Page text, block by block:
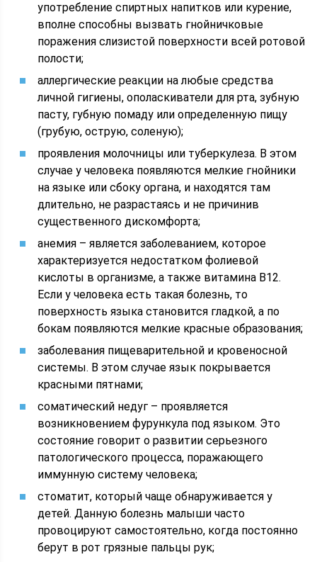
употребление спиртных напитков или курение,
вполне способны вызвать гнойничковые
поражения слизистой поверхности всей ротовой
полости;
аллергические реакции на любые средства
личной гигиены, ополаскиватели для рта, зубную
пасту, губную помаду или определенную пищу
(грубую, острую, соленую);
проявления молочницы или туберкулеза. В этом
случае у человека появляются мелкие гнойники
на языке или сбоку органа, и находятся там
длительно, не разрастаясь и не причинив
существенного дискомфорта;
анемия – является заболеванием, которое
характеризуется недостатком фолиевой
кислоты в организме, а также витамина В12.
Если у человека есть такая болезнь, то
поверхность языка становится гладкой, а по
бокам появляются мелкие красные образования;
заболевания пищеварительной и кровеносной
системы. В этом случае язык покрывается
красными пятнами;
соматический недуг – проявляется
возникновением фурункула под языком. Это
состояние говорит о развитии серьезного
патологического процесса, поражающего
иммунную систему человека;
стоматит, который чаще обнаруживается у
детей. Данную болезнь малыши часто
провоцируют самостоятельно, когда постоянно
берут в рот грязные пальцы рук;